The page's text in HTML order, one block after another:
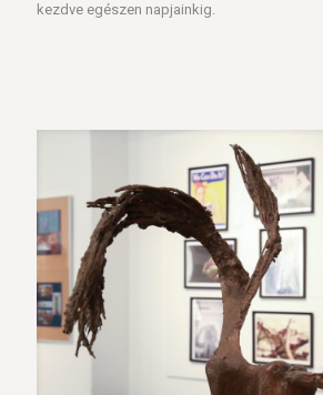
kezdve egészen napjainkig.